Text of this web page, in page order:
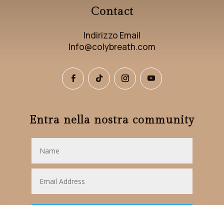
Contact
Indirizzo Email
Info@colybreath.com
Entra nella nostra community